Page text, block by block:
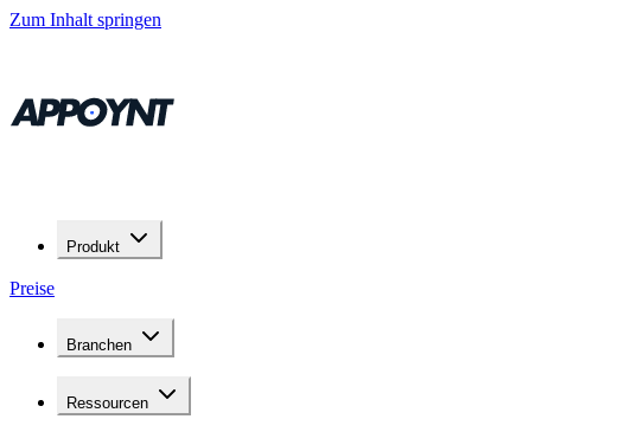
Zum Inhalt springen
Produkt
Preise
Branchen
Ressourcen